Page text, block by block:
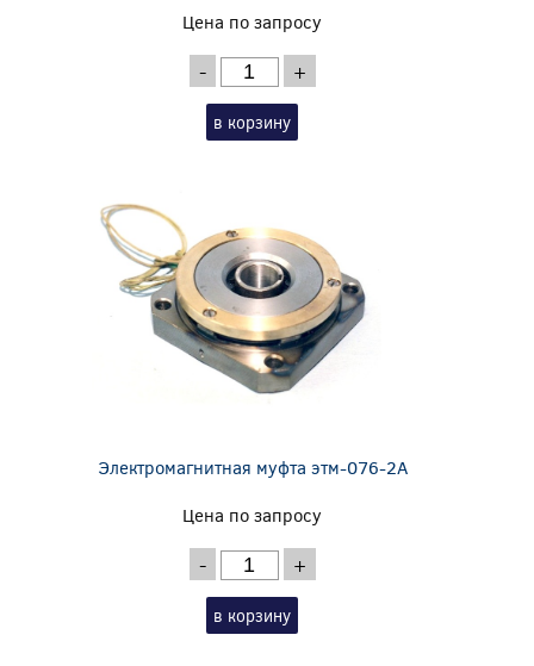
Цена по запросу
- +
в корзину
Электромагнитная муфта этм-076-2А
Цена по запросу
- +
в корзину